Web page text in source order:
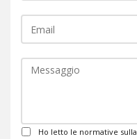
Privacy
Ho letto le normative sulla